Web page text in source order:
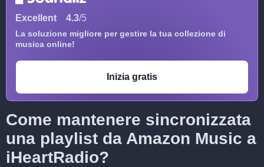
Excellent 4.3/5
La soluzione migliore per gestire la tua collezione di
musica online!
Inizia gratis
Come mantenere sincronizzata
una playlist da Amazon Music a
iHeartRadio?